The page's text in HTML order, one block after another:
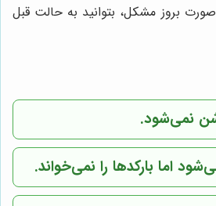
صورت بروز مشکل، بتوانید به حالت قبل
نمی‌شود.
اما بارکدها را نمی‌خواند.